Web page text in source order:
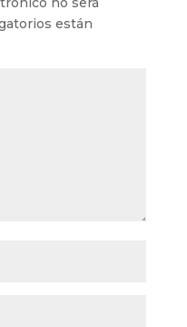
están